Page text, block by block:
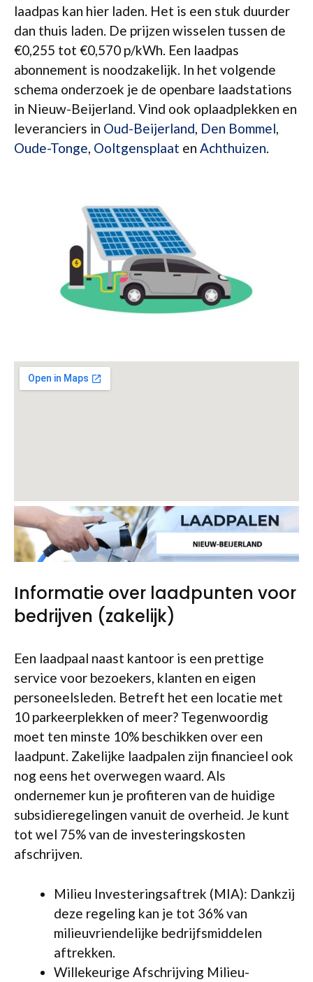
laadpas kan hier laden. Het is een stuk duurder
dan thuis laden. De prijzen wisselen tussen de
€0,255 tot €0,570 p/kWh. Een laadpas
abonnement is noodzakelijk. In het volgende
schema onderzoek je de openbare laadstations
in Nieuw-Beijerland. Vind ook oplaadplekken en
leveranciers in Oud-Beijerland, Den Bommel,
Oude-Tonge, Ooltgensplaat en Achthuizen.
Informatie over laadpunten voor
bedrijven (zakelijk)
Een laadpaal naast kantoor is een prettige
service voor bezoekers, klanten en eigen
personeelsleden. Betreft het een locatie met
10 parkeerplekken of meer? Tegenwoordig
moet ten minste 10% beschikken over een
laadpunt. Zakelijke laadpalen zijn financieel ook
nog eens het overwegen waard. Als
ondernemer kun je profiteren van de huidige
subsidieregelingen vanuit de overheid. Je kunt
tot wel 75% van de investeringskosten
afschrijven.
Milieu Investeringsaftrek (MIA): Dankzij
deze regeling kan je tot 36% van
milieuvriendelijke bedrijfsmiddelen
aftrekken.
Willekeurige Afschrijving Milieu-